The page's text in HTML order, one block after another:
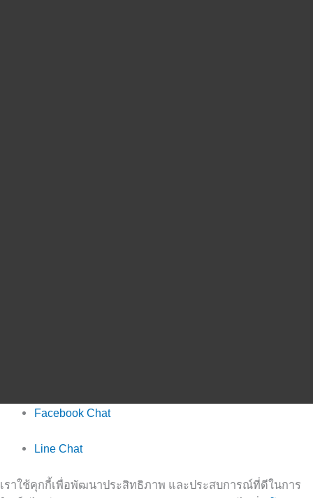
Facebook Chat
Line Chat
เราใช้คุกกี้เพื่อพัฒนาประสิทธิภาพ และประสบการณ์ที่ดีในการ